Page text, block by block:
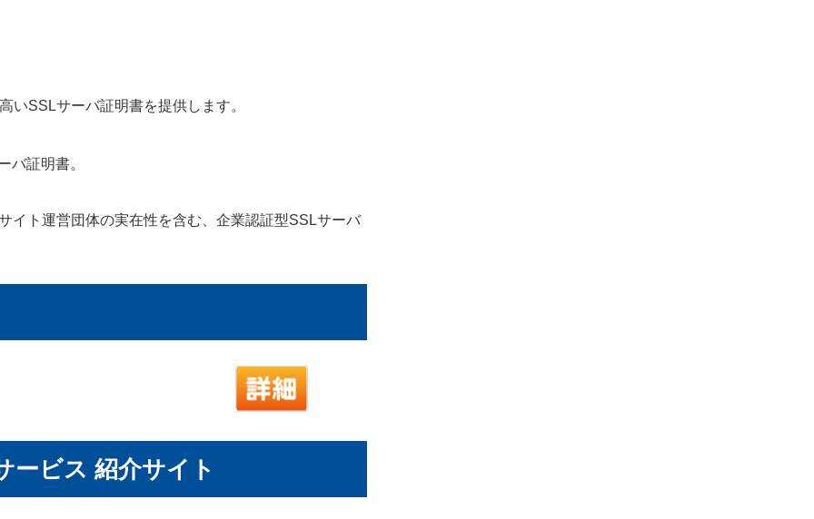
いSSLサーバ証明書を提供します。
バ証明書。
イト運営団体の実在性を含む、企業認証型SSLサーバ
ービス 紹介サイト